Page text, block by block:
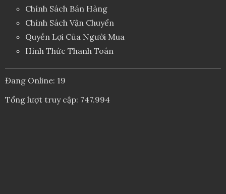
Chính Sách Bán Hàng
Chính Sách Vận Chuyển
Quyền Lợi Của Người Mua
Hình Thức Thanh Toán
Đang Online: 19
Tổng lượt truy cập: 747.994